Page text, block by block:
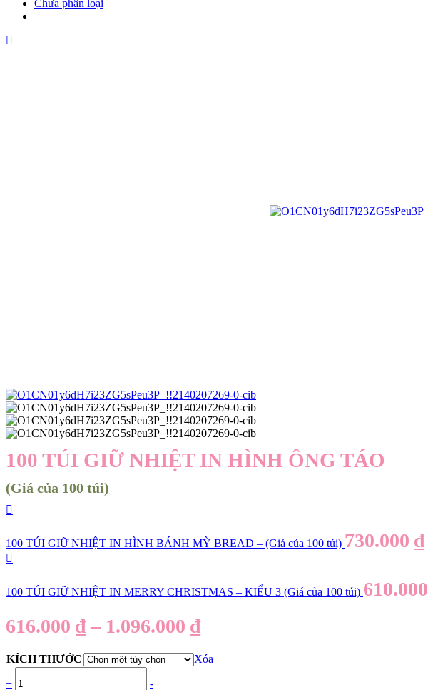
Chưa phân loại
100 TÚI GIỮ NHIỆT IN HÌNH ÔNG TÁO
(Giá của 100 túi)
100 TÚI GIỮ NHIỆT IN HÌNH BÁNH MỲ BREAD – (Giá của 100 túi) 730.000 ₫
100 TÚI GIỮ NHIỆT IN MERRY CHRISTMAS – KIỂU 3 (Giá của 100 túi) 610.000
616.000 ₫ – 1.096.000 ₫
KÍCH THƯỚC
Xóa
+
-